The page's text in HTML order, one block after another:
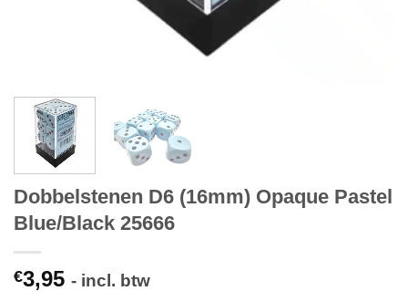
Dobbelstenen D6 (16mm) Opaque Pastel
Blue/Black 25666
€3,95 - incl. btw